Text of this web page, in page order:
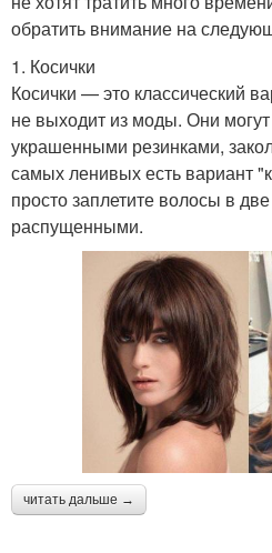
обратить внимание на
1. Косички
Косички — это классический
не выходит из моды. Они
украшенными резинками,
самых ленивых есть вариант
просто заплетите волосы в
распущенными.
читать дальше →